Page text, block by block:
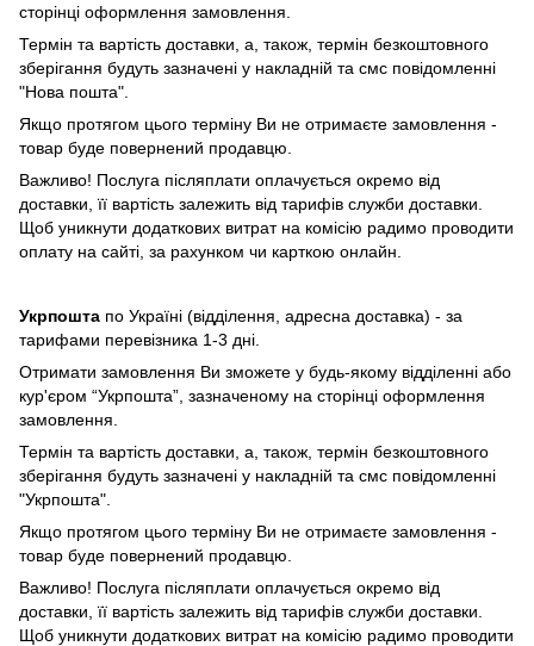
сторінці оформлення замовлення.
Термін та вартість доставки, а, також, термін безкоштовного
зберігання будуть зазначені у накладній та смс повідомленні
"Нова пошта".
Якщо протягом цього терміну Ви не отримаєте замовлення -
товар буде повернений продавцю.
Важливо! Послуга післяплати оплачується окремо від
доставки, її вартість залежить від тарифів служби доставки.
Щоб уникнути додаткових витрат на комісію радимо проводити
оплату на сайті, за рахунком чи карткою онлайн.
Укрпошта по Україні (відділення, адресна доставка) - за
тарифами перевізника 1-3 дні.
Отримати замовлення Ви зможете у будь-якому відділенні або
кур'єром “Укрпошта”, зазначеному на сторінці оформлення
замовлення.
Термін та вартість доставки, а, також, термін безкоштовного
зберігання будуть зазначені у накладній та смс повідомленні
"Укрпошта".
Якщо протягом цього терміну Ви не отримаєте замовлення -
товар буде повернений продавцю.
Важливо! Послуга післяплати оплачується окремо від
доставки, її вартість залежить від тарифів служби доставки.
Щоб уникнути додаткових витрат на комісію радимо проводити